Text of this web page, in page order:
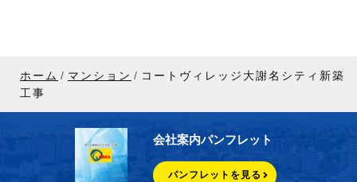
ホーム マンション
コートヴィレッジ大謝名シティ新築
工事
会社案内パンフレット
パンフレットを見る